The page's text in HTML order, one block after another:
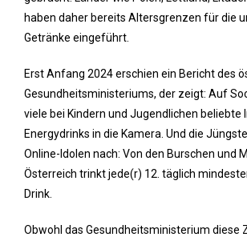
haben daher bereits Altersgrenzen für die
Getränke eingeführt.
Erst Anfang 2024 erschien ein Bericht des
Gesundheitsministeriums, der zeigt: Auf
viele bei Kindern und Jugendlichen beliebte
Energydrinks in die Kamera. Und die
Online-Idolen nach: Von den Burschen und
Österreich trinkt jede(r) 12. täglich
Drink.
Obwohl das Gesundheitsministerium diese